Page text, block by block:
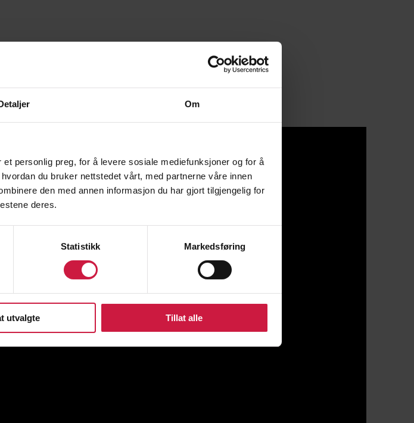
Om
personlig preg, for å levere sosiale mediefunksjoner og for å
du bruker nettstedet vårt, med partnerne våre innen
den med annen informasjon du har gjort tilgjengelig for
deres.
Statistikk Markedsføring
utvalgte Tillat alle